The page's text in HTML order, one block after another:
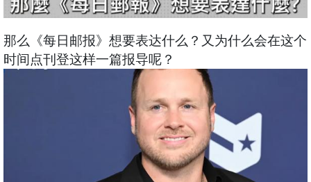
那么《每日邮报》想要表达什么？又为什么会在这个
时间点刊登这样一篇报导呢？